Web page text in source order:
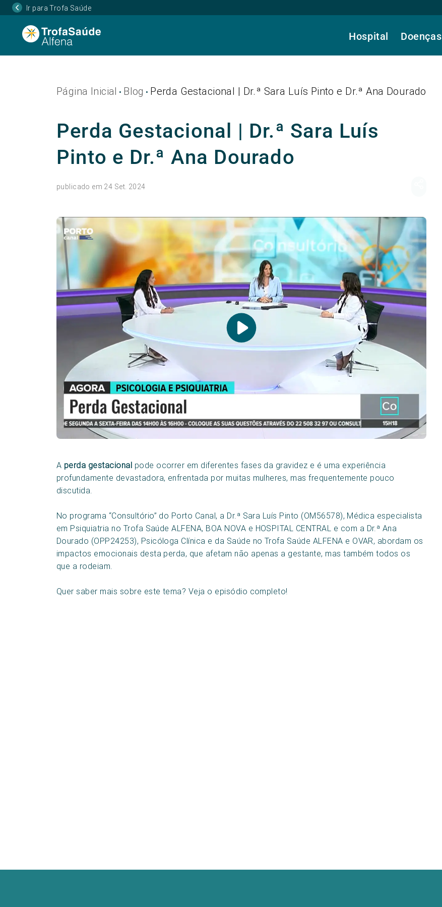
Ir para Trofa Saúde
Hospital Doenças
Página Inicial • Blog • Perda Gestacional | Dr.ª Sara Luís Pinto e Dr.ª Ana Dourado
Perda Gestacional | Dr.ª Sara Luís
Pinto e Dr.ª Ana Dourado
publicado em 24 Set. 2024
A perda gestacional pode ocorrer em diferentes fases da gravidez e é uma experiência
profundamente devastadora, enfrentada por muitas mulheres, mas frequentemente pouco
discutida.
No programa “Consultório” do Porto Canal, a Dr.ª Sara Luís Pinto (OM56578), Médica especialista
em Psiquiatria no Trofa Saúde ALFENA, BOA NOVA e HOSPITAL CENTRAL e com a Dr.ª Ana
Dourado (OPP24253), Psicóloga Clínica e da Saúde no Trofa Saúde ALFENA e OVAR, abordam os
impactos emocionais desta perda, que afetam não apenas a gestante, mas também todos os
que a rodeiam.
Quer saber mais sobre este tema? Veja o episódio completo!